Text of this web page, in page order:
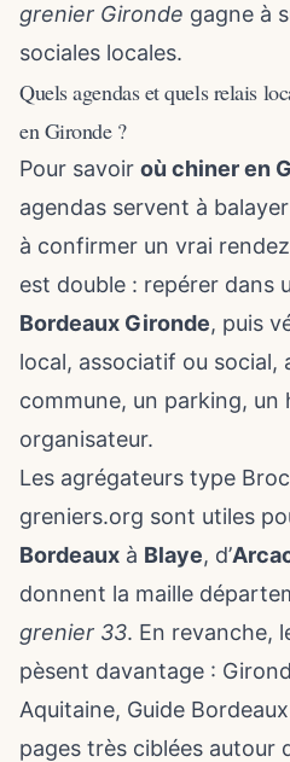
grenier Gironde gagne à
sociales locales.
Quels agendas et quels relais
en Gironde ?
Pour savoir où chiner en
agendas servent à
à confirmer un vrai
est double : repérer dans
Bordeaux Gironde, puis
local, associatif ou social,
commune, un parking, un
organisateur.
Les agrégateurs type
greniers.org sont utiles
Bordeaux à Blaye, d’
donnent la maille
grenier 33. En revanche,
pèsent davantage :
Aquitaine, Guide
pages très ciblées autour